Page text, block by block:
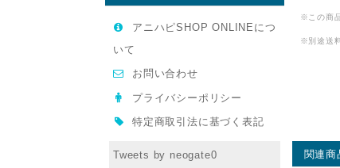
アニハピSHOP ONLINEにつ
いて
お問い合わせ
プライバシーポリシー
特定商取引法に基づく表記
Tweets by neogate0
※この商
※別途送
関連商